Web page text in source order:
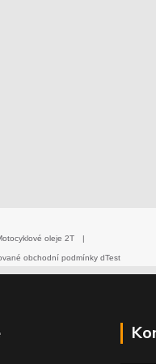
oleje 2T |
obchodní podmínky dTest